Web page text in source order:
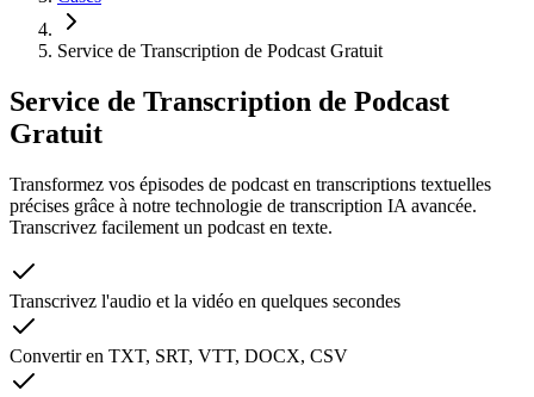
Service de Transcription de Podcast Gratuit
Service de Transcription de Podcast
Gratuit
Transformez vos épisodes de podcast en transcriptions textuelles
précises grâce à notre technologie de transcription IA avancée.
Transcrivez facilement un podcast en texte.
Transcrivez l'audio et la vidéo en quelques secondes
Convertir en TXT, SRT, VTT, DOCX, CSV